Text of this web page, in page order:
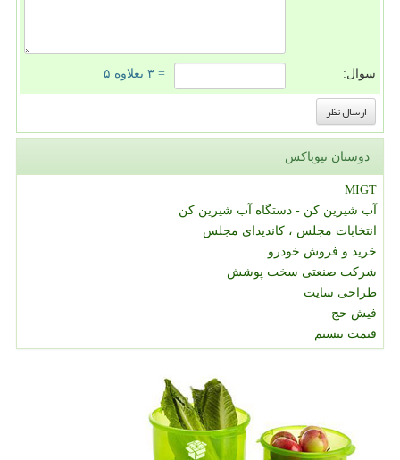
سوال: = ۳ بعلاوه ۵
دوستان نیوباکس
MIGT
آب شیرین کن - دستگاه آب شیرین کن
انتخابات مجلس ، کاندیدای مجلس
خرید و فروش خودرو
شرکت صنعتی سخت پوشش
طراحی سایت
فیش حج
قیمت بیسیم